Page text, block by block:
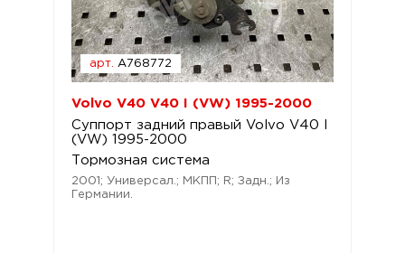
арт. A768772
Volvo V40 V40 I (VW) 1995-2000
Суппорт задний правый Volvo V40 I
(VW) 1995-2000
Тормозная система
2001; Универсал.; МКПП; R; Задн.; Из
Германии.